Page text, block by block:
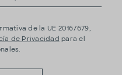
de la UE 2016/679,
de Privacidad para el